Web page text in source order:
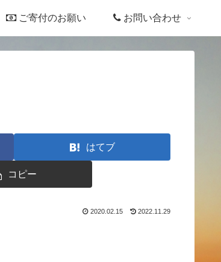
ご寄付のお願い お問い合わせ
はてブ
コピー
2020.02.15 2022.11.29